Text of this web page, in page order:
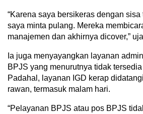
“Karena saya bersikeras dengan
saya minta pulang. Mereka
manajemen dan akhirnya dicover,”
Ia juga menyayangkan layanan
BPJS yang menurutnya tidak
Padahal, layanan IGD kerap
rawan, termasuk malam hari.
“Pelayanan BPJS atau pos BPJS